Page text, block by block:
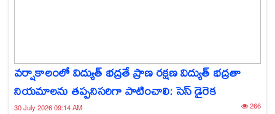
వర్షాకాలంలో విద్యుత్ భద్రతే ప్రాణ రక్షణ విద్యుత్ భద్రతా
నియమాలను తప్పనిసరిగా పాటించాలి: సెస్ డైరెక
30 July 2026 09:14 AM 266